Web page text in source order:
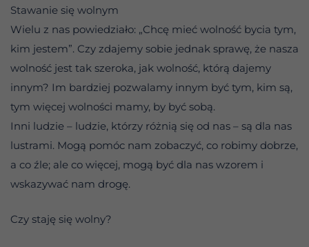
Stawanie się wolnym
Wielu z nas powiedziało: „Chcę mieć wolność bycia tym,
kim jestem”. Czy zdajemy sobie jednak sprawę, że nasza
wolność jest tak szeroka, jak wolność, którą dajemy
innym? Im bardziej pozwalamy innym być tym, kim są,
tym więcej wolności mamy, by być sobą.
Inni ludzie – ludzie, którzy różnią się od nas – są dla nas
lustrami. Mogą pomóc nam zobaczyć, co robimy dobrze,
a co źle; ale co więcej, mogą być dla nas wzorem i
wskazywać nam drogę.
Czy staję się wolny?